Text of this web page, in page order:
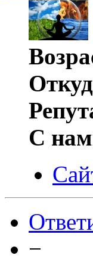
С
−